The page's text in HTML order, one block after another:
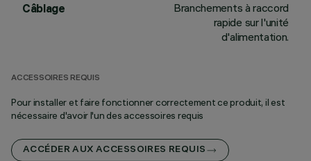
Câblage
Branchements à raccord
rapide sur l'unité
d'alimentation.
ACCESSOIRES REQUIS
Pour installer et faire fonctionner correctement ce produit, il est
nécessaire d'avoir l'un des accessoires requis
ACCÉDER AUX ACCESSOIRES REQUIS